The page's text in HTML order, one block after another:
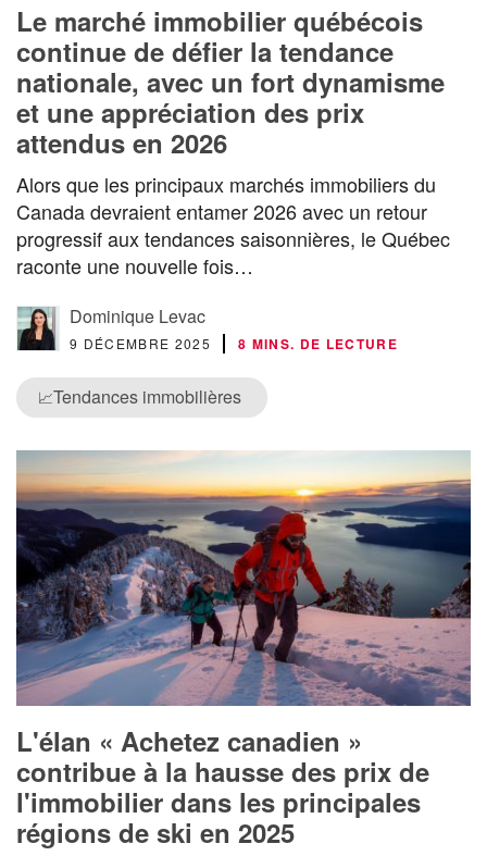
Le marché immobilier québécois
continue de défier la tendance
nationale, avec un fort dynamisme
et une appréciation des prix
attendus en 2026
Alors que les principaux marchés immobiliers du
Canada devraient entamer 2026 avec un retour
progressif aux tendances saisonnières, le Québec
raconte une nouvelle fois…
Dominique Levac
9 DÉCEMBRE 2025 8 MINS. DE LECTURE
📈Tendances immobilières
L'élan « Achetez canadien »
contribue à la hausse des prix de
l'immobilier dans les principales
régions de ski en 2025